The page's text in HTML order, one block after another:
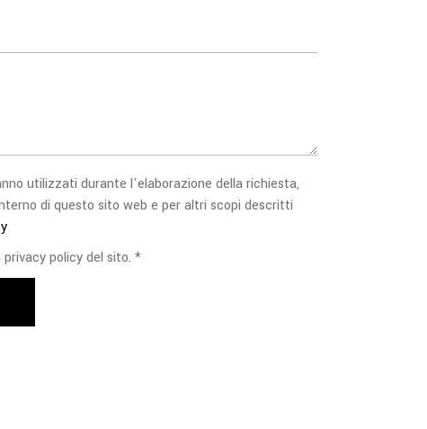
utilizzati durante l'elaborazione della richiesta,
di questo sito web e per altri scopi descritti
policy del sito. *